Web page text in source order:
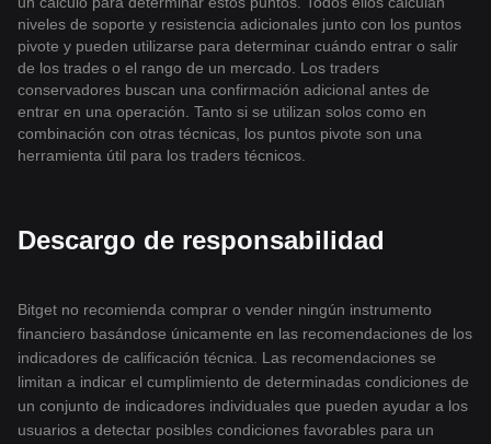
niveles de soporte y resistencia adicionales junto con los puntos
pivote y pueden utilizarse para determinar cuándo entrar o salir
de los trades o el rango de un mercado. Los traders
conservadores buscan una confirmación adicional antes de
entrar en una operación. Tanto si se utilizan solos como en
combinación con otras técnicas, los puntos pivote son una
herramienta útil para los traders técnicos.
Descargo de responsabilidad
Bitget no recomienda comprar o vender ningún instrumento
financiero basándose únicamente en las recomendaciones de los
indicadores de calificación técnica. Las recomendaciones se
limitan a indicar el cumplimiento de determinadas condiciones de
un conjunto de indicadores individuales que pueden ayudar a los
usuarios a detectar posibles condiciones favorables para un